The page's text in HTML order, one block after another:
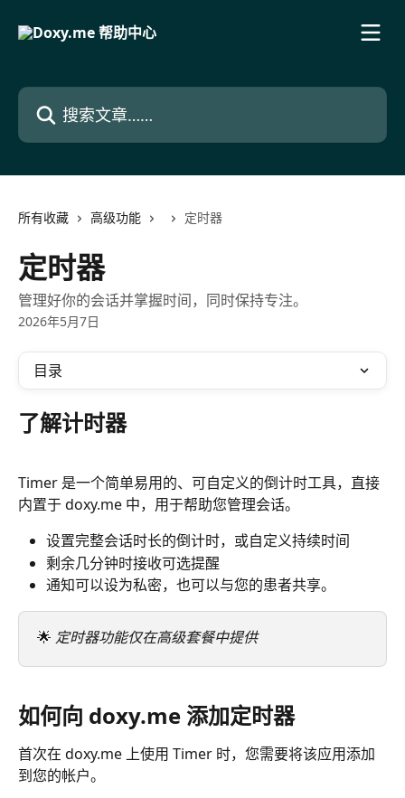
搜索文章……
所有收藏 高级功能 定时器
定时器
管理好你的会话并掌握时间，同时保持专注。
2026年5月7日
目录
了解计时器
Timer 是一个简单易用的、可自定义的倒计时工具，直接
内置于 doxy.me 中，用于帮助您管理会话。
设置完整会话时长的倒计时，或自定义持续时间
剩余几分钟时接收可选提醒
通知可以设为私密，也可以与您的患者共享。
🌟 定时器功能仅在高级套餐中提供
如何向 doxy.me 添加定时器
首次在 doxy.me 上使用 Timer 时，您需要将该应用添加
到您的帐户。